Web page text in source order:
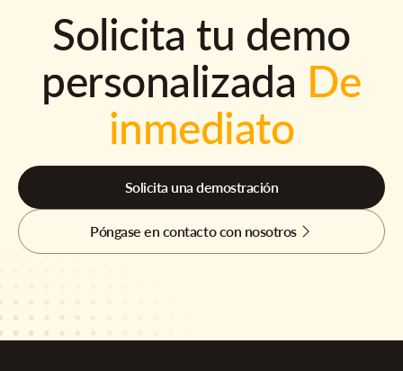
Solicita tu demo
personalizada De
inmediato
Solicita una demostración
Póngase en contacto con nosotros